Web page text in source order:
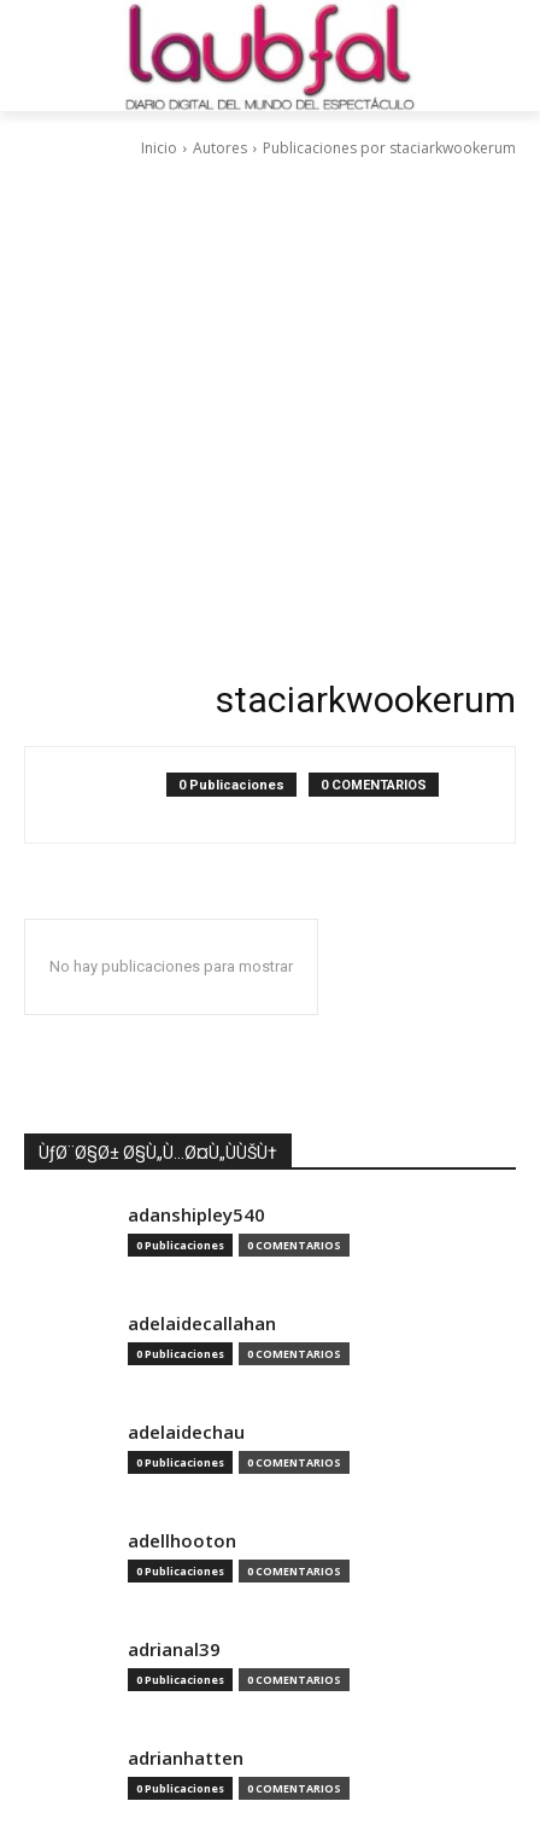
Inicio Autores Publicaciones por staciarkwookerum
staciarkwookerum
0 Publicaciones 0 COMENTARIOS
No hay publicaciones para mostrar
ÙƒØ¨Ø§Ø± Ø§Ù„Ù…Ø¤Ù„ÙÙŠÙ†
adanshipley540
0 Publicaciones 0 COMENTARIOS
adelaidecallahan
0 Publicaciones 0 COMENTARIOS
adelaidechau
0 Publicaciones 0 COMENTARIOS
adellhooton
0 Publicaciones 0 COMENTARIOS
adrianal39
0 Publicaciones 0 COMENTARIOS
adrianhatten
0 Publicaciones 0 COMENTARIOS